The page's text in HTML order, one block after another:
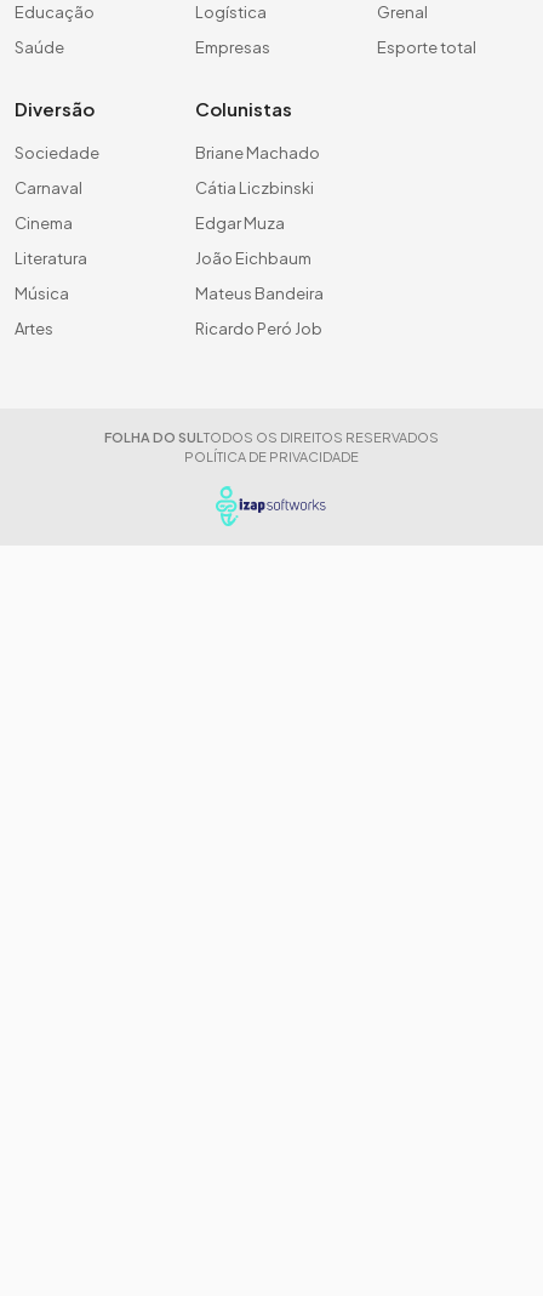
Educação
Saúde
Logística
Empresas
Grenal
Esporte total
Diversão
Sociedade
Carnaval
Cinema
Literatura
Música
Artes
Colunistas
Briane Machado
Cátia Liczbinski
Edgar Muza
João Eichbaum
Mateus Bandeira
Ricardo Peró Job
FOLHA DO SUL TODOS OS DIREITOS RESERVADOS
POLÍTICA DE PRIVACIDADE